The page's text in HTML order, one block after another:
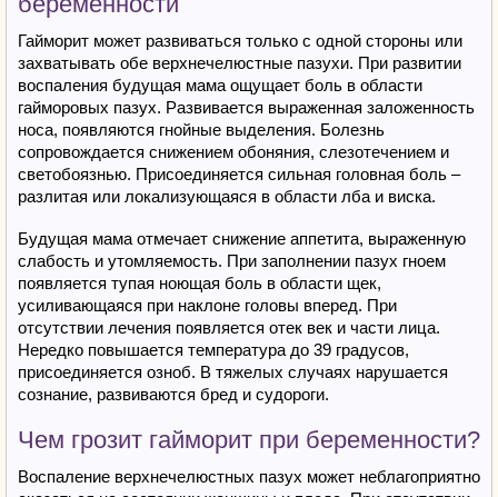
Гайморит может развиваться только с одной стороны или
захватывать обе верхнечелюстные пазухи. При развитии
воспаления будущая мама ощущает боль в области
гайморовых пазух. Развивается выраженная заложенность
носа, появляются гнойные выделения. Болезнь
сопровождается снижением обоняния, слезотечением и
светобоязнью. Присоединяется сильная головная боль –
разлитая или локализующаяся в области лба и виска.
Будущая мама отмечает снижение аппетита, выраженную
слабость и утомляемость. При заполнении пазух гноем
появляется тупая ноющая боль в области щек,
усиливающаяся при наклоне головы вперед. При
отсутствии лечения появляется отек век и части лица.
Нередко повышается температура до 39 градусов,
присоединяется озноб. В тяжелых случаях нарушается
сознание, развиваются бред и судороги.
Чем грозит гайморит при беременности?
Воспаление верхнечелюстных пазух может неблагоприятно